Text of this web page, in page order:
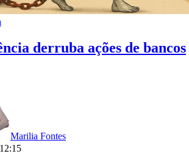
derruba ações de bancos
Marilia Fontes